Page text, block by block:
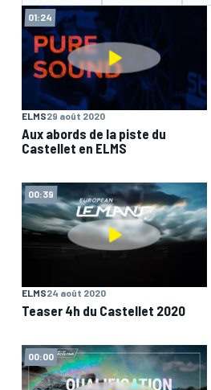
MOTOGP
01:24
ELMS29 août 2020
Aux abords de la piste du
Castellet en ELMS
00:39
ELMS24 août 2020
Teaser 4h du Castellet 2020
00:00